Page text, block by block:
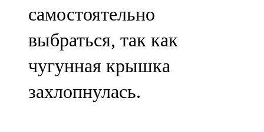
самостоятельно
выбраться, так как
чугунная крышка
захлопнулась.